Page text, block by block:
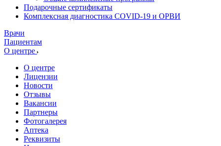
Подарочные сертификаты
Комплексная диагностика COVID-19 и ОРВИ
Врачи
Пациентам
О центре
О центре
Лицензии
Новости
Отзывы
Вакансии
Партнеры
Фотогалерея
Аптека
Реквизиты